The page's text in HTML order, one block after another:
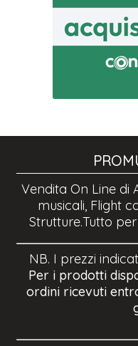
Vendita On Line di
musicali, Flight
Strutture.Tutto
NB. I prezzi
Per i prodotti
ordini ricevuti